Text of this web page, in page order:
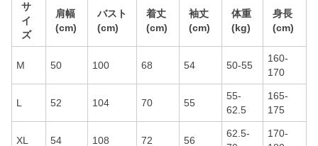
サ
イ
ズ
肩幅
(cm)
バスト
(cm)
着丈
(cm)
袖丈
(cm)
体重
(kg)
身長
(cm)
M 50 100 68 54 50-55
160-
170
L 52 104 70 55
55-
62.5
165-
175
XL 54 108 72 56
62.5-
170-